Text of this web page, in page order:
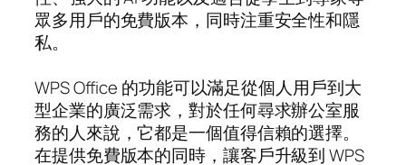
眾多用戶的免費版本，同時注重安全性和隱
私。
WPS Office 的功能可以滿足從個人用戶到大
型企業的廣泛需求，對於任何尋求辦公室服
務的人來說，它都是一個值得信賴的選擇。
在提供免費版本的同時，讓客戶升級到 WPS